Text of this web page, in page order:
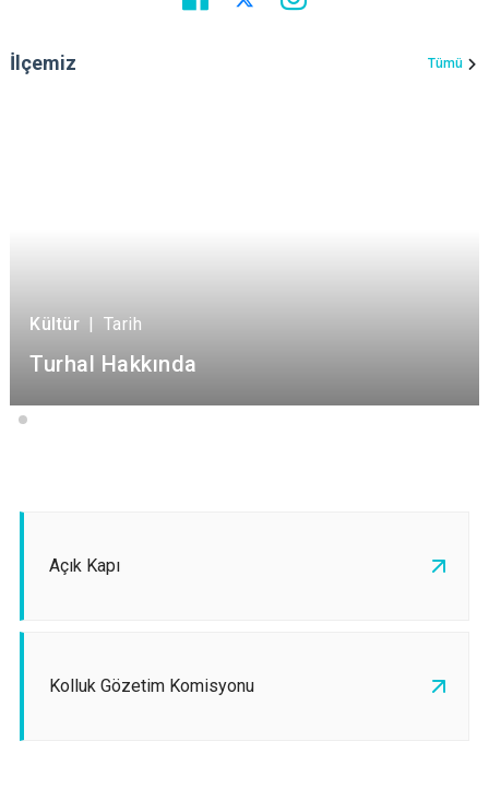
İlçemiz Tümü
Kültür | Tarih
Turhal Hakkında
Açık Kapı
Kolluk Gözetim Komisyonu